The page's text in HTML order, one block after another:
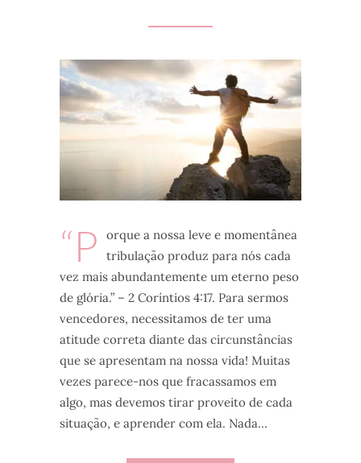
“P
orque a nossa leve e momentânea
tribulação produz para nós cada
vez mais abundantemente um eterno peso
de glória.” – 2 Coríntios 4:17. Para sermos
vencedores, necessitamos de ter uma
atitude correta diante das circunstâncias
que se apresentam na nossa vida! Muitas
vezes parece-nos que fracassamos em
algo, mas devemos tirar proveito de cada
situação, e aprender com ela. Nada…